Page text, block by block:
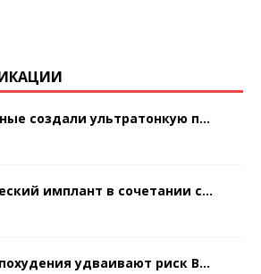
создали ультратонкую п...
имплант в сочетании с...
удваивают риск В...